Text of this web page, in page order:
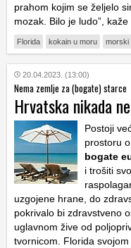
prahom kojim se željelo
mozak. Bilo je ludo”, kaže
Florida kokain u moru morski
20.04.2023. (13:00)
Nema zemlje za (bogate) starce
Hrvatska nikada
Postoji
prostoru
bogate
i trošiti
uzgojene hrane, do
pokrivalo bi zdravstveno
uglavnom žive od
tvornicom. Florida svojom